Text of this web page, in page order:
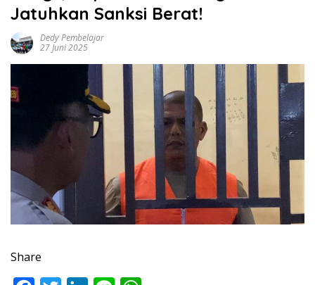
Jatuhkan Sanksi Berat!
Dedy Pembelajar
27 Juni 2025
Share